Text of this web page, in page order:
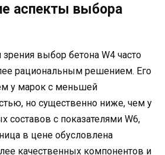
аспекты выбора
выбор бетона W4 часто
рациональным решением. Его
у марок с меньшей
но существенно ниже, чем у
составов с показателями W6,
в цене обусловлена
качественных компонентов и